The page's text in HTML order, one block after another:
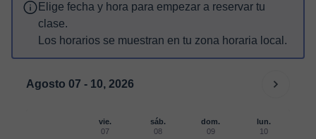
Elige fecha y hora para empezar a reservar tu
clase.
Los horarios se muestran en tu zona horaria local.
Agosto 07 - 10, 2026
vie.
07
sáb.
08
dom.
09
lun.
10